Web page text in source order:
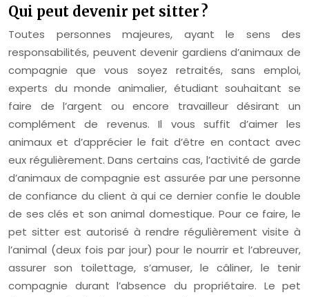
Qui peut devenir pet sitter ?
Toutes personnes majeures, ayant le sens des
responsabilités, peuvent devenir gardiens d’animaux de
compagnie que vous soyez retraités, sans emploi,
experts du monde animalier, étudiant souhaitant se
faire de l’argent ou encore travailleur désirant un
complément de revenus. Il vous suffit d’aimer les
animaux et d’apprécier le fait d’être en contact avec
eux régulièrement. Dans certains cas, l’activité de garde
d’animaux de compagnie est assurée par une personne
de confiance du client à qui ce dernier confie le double
de ses clés et son animal domestique. Pour ce faire, le
pet sitter est autorisé à rendre régulièrement visite à
l’animal (deux fois par jour) pour le nourrir et l’abreuver,
assurer son toilettage, s’amuser, le câliner, le tenir
compagnie durant l’absence du propriétaire. Le pet